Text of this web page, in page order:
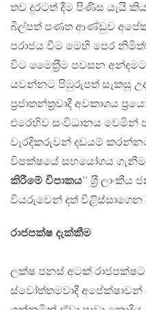
තව දුරටත් දීම පිණිස යැයි
බිල්පත් පණත ආණ්ඩුව
පරාජය වීම මෙහි පෙර
විට මෛත‍්‍රීම පවසන
යවන්නට පිඹුරුපත් සැකසූ
ප‍්‍රජාතන්ත‍්‍රවාදී අවකාශය
එරෙහිව සංවිධානය වෙමින්
වැරදිකරුවන් දඩයම්
විපක්ෂයේ සහයෝගය ගැනීම
කිරීමේ විපාකය’’ ශ‍්‍රී
වියරුවෙන් දත් විළිස්සාගෙන
රාජපක්ෂ දැක්කීම
ලක්ෂ පනස් අටක්
ස්වෝත්තමවාදී